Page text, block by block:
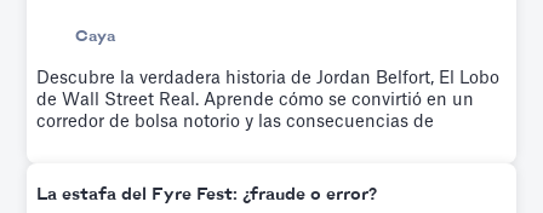
Caya
Descubre la verdadera historia de Jordan Belfort, El Lobo
de Wall Street Real. Aprende cómo se convirtió en un
corredor de bolsa notorio y las consecuencias de
La estafa del Fyre Fest: ¿fraude o error?